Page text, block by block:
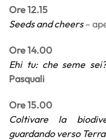
Ore 12.15
Seeds and cheers–
Ore 14.00
Ehi tu: che seme
Pasquali
Ore 15.00
Coltivare la
guardando verso